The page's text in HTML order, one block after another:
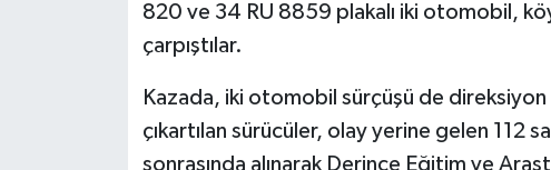
820 ve 34 RU 8859 plakalı iki otomobil,
çarpıştılar.
Kazada, iki otomobil sürçüşü de direksiyon
çıkartılan sürücüler, olay yerine gelen 112
sonrasında alınarak Derince Eğitim ve